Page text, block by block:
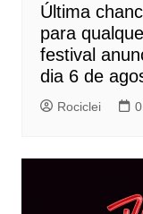
Última
para
festival
dia 6 de
Rociclei